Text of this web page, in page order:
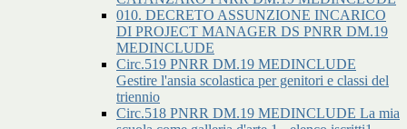
010. DECRETO ASSUNZIONE INCARICO
DI PROJECT MANAGER DS PNRR DM.19
MEDINCLUDE
Circ.519 PNRR DM.19 MEDINCLUDE
Gestire l'ansia scolastica per genitori e classi del
triennio
Circ.518 PNRR DM.19 MEDINCLUDE La mia